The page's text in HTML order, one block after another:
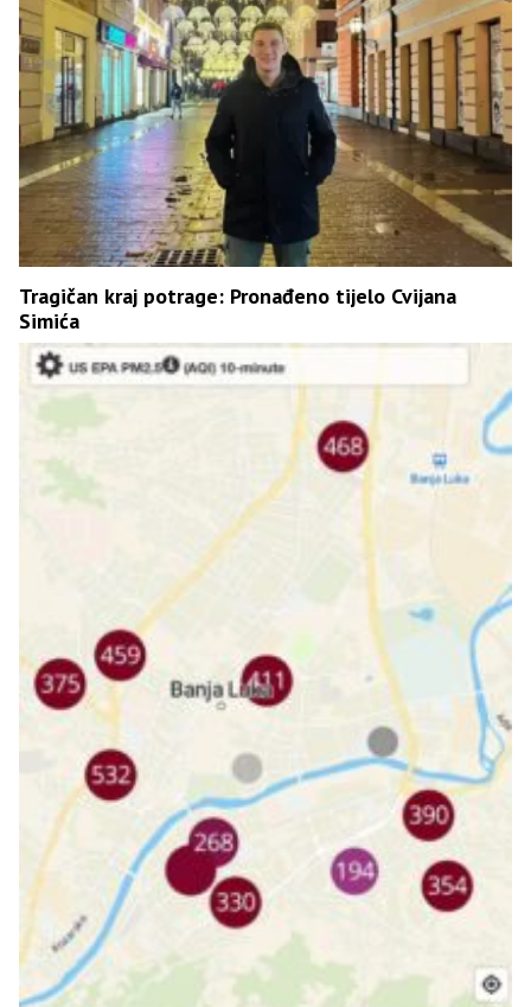
Tragičan kraj potrage: Pronađeno tijelo Cvijana
Simića